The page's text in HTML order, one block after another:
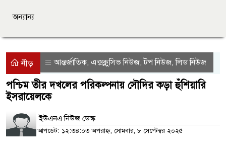
অন্যান্য
নীড় আন্তর্জাতিক, এক্সক্লুসিভ নিউজ,টপ নিউজ,লিড নিউজ
পশ্চিম তীর দখলের পরিকল্পনায় সৌদির কড়া হুঁশিয়ারি
ইসরায়েলকে
ইউএনএ নিউজ ডেস্ক
আপডেট: ১২:৩৪:০৩ অপরাহ্ন, সোমবার, ৮ সেপ্টেম্বর ২০২৫